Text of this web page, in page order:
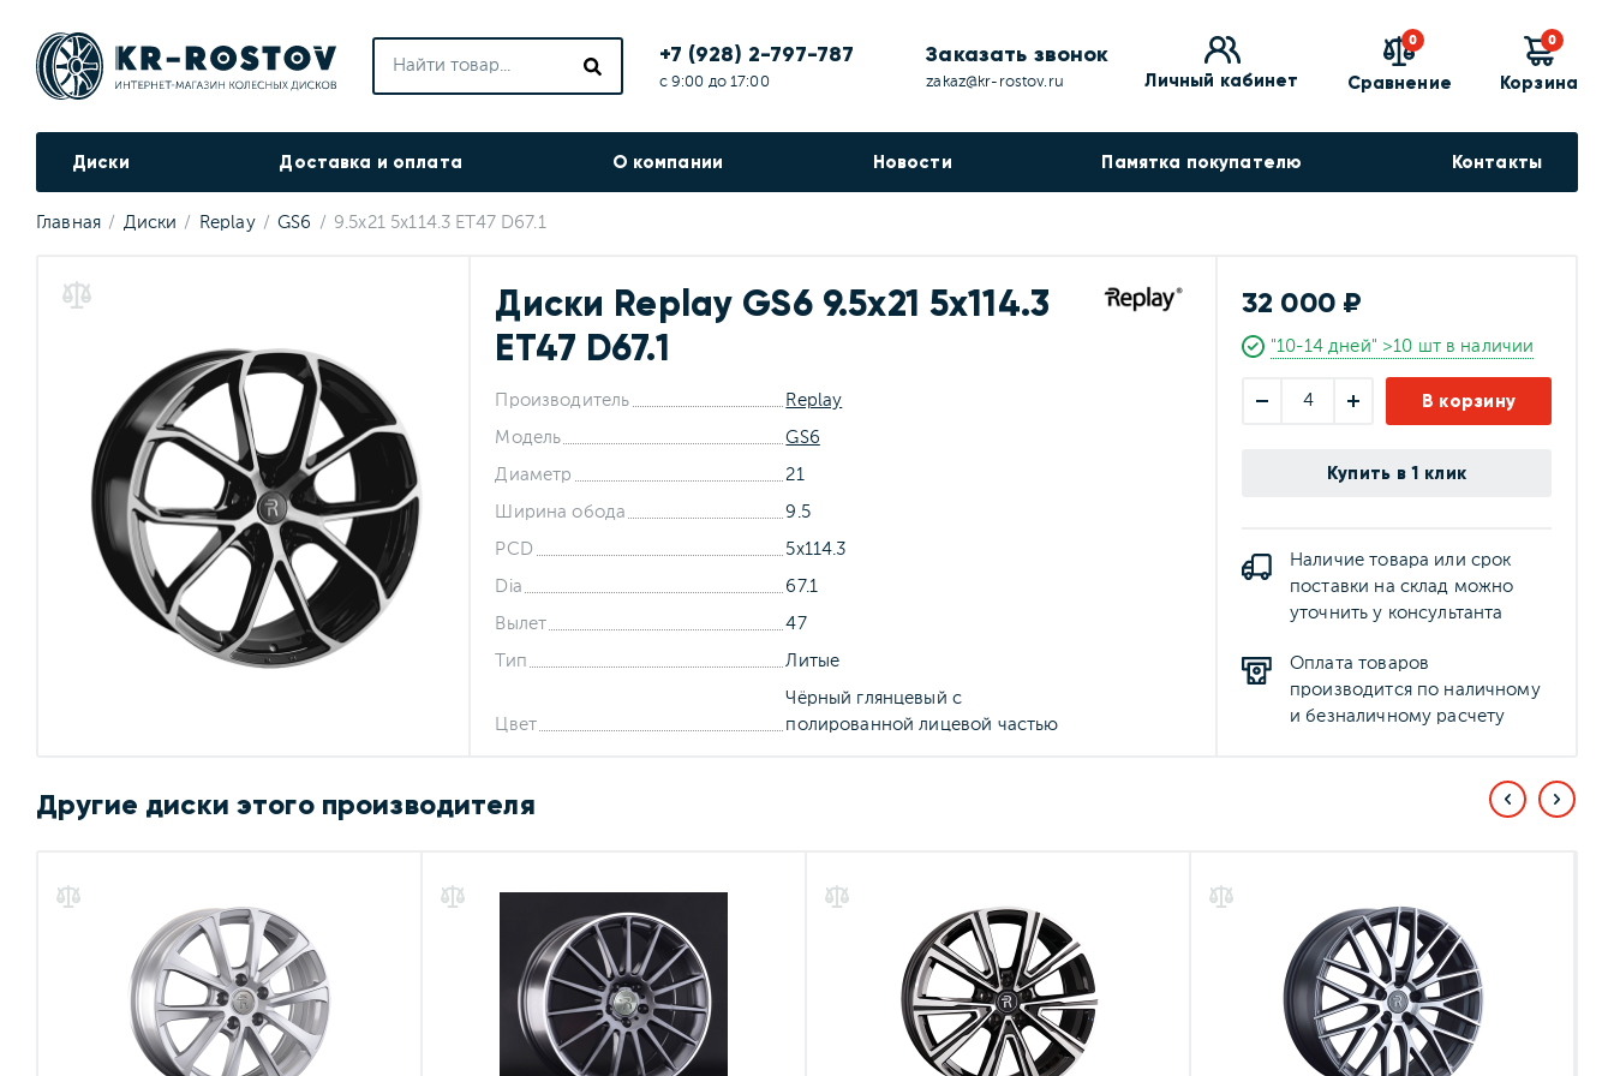
+7 (928) 2-797-787
с 9:00 до 17:00
Заказать звонок
zakaz@kr-rostov.ru Личный кабинет
0
Сравнение
0
Корзина
Диски Доставка и оплата О компании Новости Памятка покупателю Контакты
Главная Диски Replay GS6 9.5x21 5x114.3 ET47 D67.1
Диски Replay GS6 9.5x21 5x114.3
ET47 D67.1
Производитель Replay
Модель GS6
Диаметр 21
Ширина обода 9.5
PCD 5x114.3
Dia 67.1
Вылет 47
Тип Литые
Цвет
Чёрный глянцевый с
полированной лицевой частью
32 000 ₽
"10-14 дней" >10 шт в наличии
В корзину
Купить в 1 клик
Наличие товара или срок
поставки на склад можно
уточнить у консультанта
Оплата товаров
производится по наличному
и безналичному расчету
Другие диски этого производителя